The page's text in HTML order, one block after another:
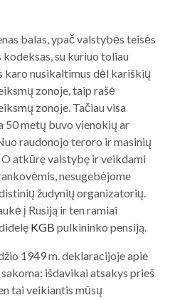
balas, ypač valstybės teisės
su kuriuo toliau
karo nusikaltimus dėl kariškių
zonoje, taip rašė
zonoje. Tačiau visa
metų buvo vienokių ar
raudonojo teroro ir masinių
atkūrę valstybę ir veikdami
nesugebėjome
žudynių organizatorių.
į Rusiją ir ten ramiai
KGB pulkininko pensiją.
1949 m. deklaracijoje apie
išdavikai atsakys prieš
tai veikiantis mūsų